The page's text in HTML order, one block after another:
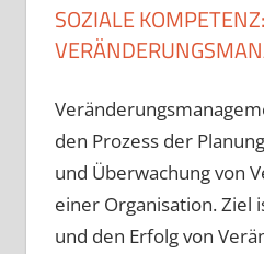
SOZIALE KOMPETENZ:
den Prozess der
und Überwachung von
einer Organisation. Ziel
und den Erfolg von